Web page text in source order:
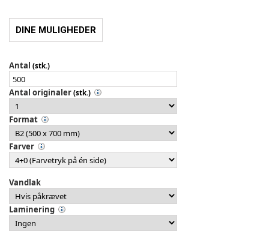
DINE MULIGHEDER
Antal (stk.)
Antal originaler(stk.)
Format
Farver
Vandlak
Laminering